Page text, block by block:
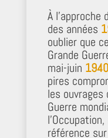
À
des années
oublier que
Grande
mai-juin 1940
pires
les ouvrages
Guerre
référence